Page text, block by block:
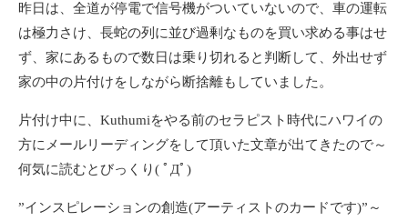
昨日は、全道が停電で信号機がついていないので、車の運転
は極力さけ、長蛇の列に並び過剰なものを買い求める事はせ
ず、家にあるもので数日は乗り切れると判断して、外出せず
家の中の片付けをしながら断捨離もしていました。
片付け中に、Kuthumiをやる前のセラピスト時代にハワイの
方にメールリーディングをして頂いた文章が出てきたので～
何気に読むとびっくり( ﾟДﾟ)
”インスピレーションの創造(アーティストのカードです)”～